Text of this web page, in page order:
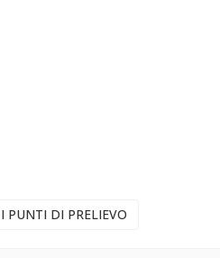
PUNTI DI PRELIEVO